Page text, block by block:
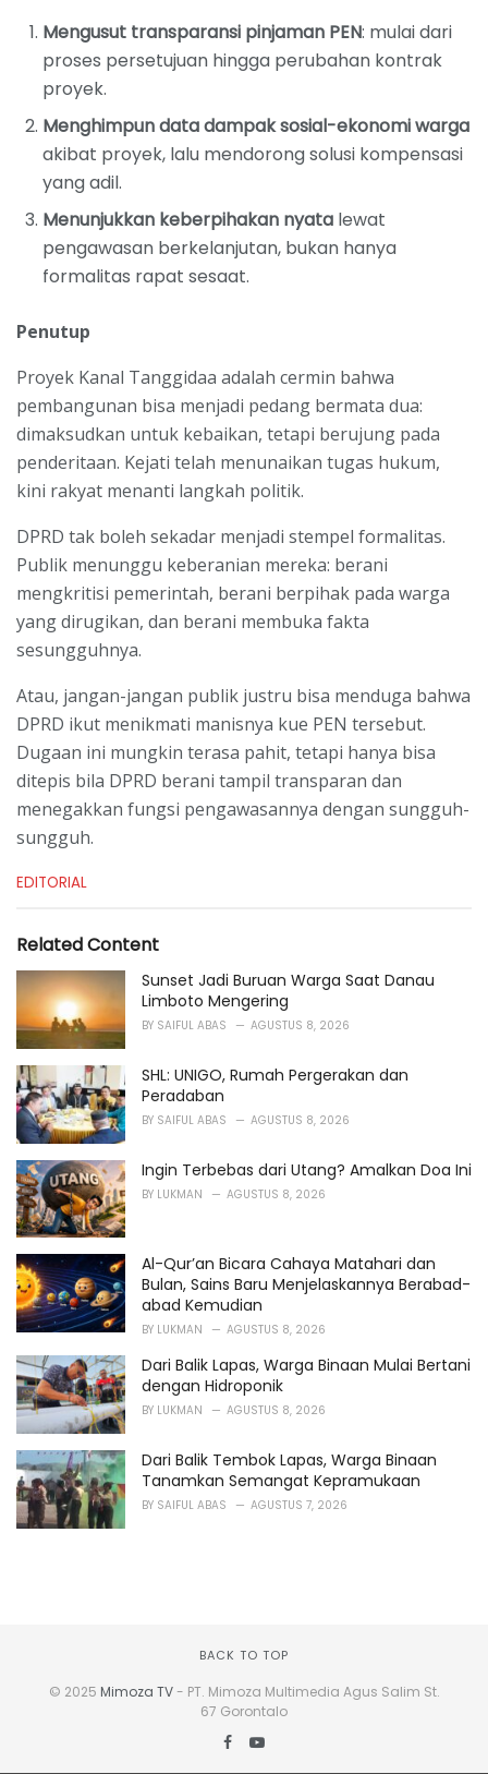
Mengusut transparansi pinjaman PEN: mulai dari
proses persetujuan hingga perubahan kontrak
proyek.
Menghimpun data dampak sosial-ekonomi warga
akibat proyek, lalu mendorong solusi kompensasi
yang adil.
Menunjukkan keberpihakan nyata lewat
pengawasan berkelanjutan, bukan hanya
formalitas rapat sesaat.
Penutup
Proyek Kanal Tanggidaa adalah cermin bahwa
pembangunan bisa menjadi pedang bermata dua:
dimaksudkan untuk kebaikan, tetapi berujung pada
penderitaan. Kejati telah menunaikan tugas hukum,
kini rakyat menanti langkah politik.
DPRD tak boleh sekadar menjadi stempel formalitas.
Publik menunggu keberanian mereka: berani
mengkritisi pemerintah, berani berpihak pada warga
yang dirugikan, dan berani membuka fakta
sesungguhnya.
Atau, jangan-jangan publik justru bisa menduga bahwa
DPRD ikut menikmati manisnya kue PEN tersebut.
Dugaan ini mungkin terasa pahit, tetapi hanya bisa
ditepis bila DPRD berani tampil transparan dan
menegakkan fungsi pengawasannya dengan sungguh-
sungguh.
C
e
o
r
i
e
:
EDITORIAL
Related Content
Sunset Jadi Buruan Warga Saat Danau
Limboto Mengering
BY SAIFUL ABAS AGUSTUS 8, 2026
SHL: UNIGO, Rumah Pergerakan dan
Peradaban
BY SAIFUL ABAS AGUSTUS 8, 2026
Ingin Terbebas dari Utang? Amalkan Doa Ini
BY LUKMAN AGUSTUS 8, 2026
Al-Qur’an Bicara Cahaya Matahari dan
Bulan, Sains Baru Menjelaskannya Berabad-
abad Kemudian
BY LUKMAN AGUSTUS 8, 2026
Dari Balik Lapas, Warga Binaan Mulai Bertani
dengan Hidroponik
BY LUKMAN AGUSTUS 8, 2026
Dari Balik Tembok Lapas, Warga Binaan
Tanamkan Semangat Kepramukaan
BY SAIFUL ABAS AGUSTUS 7, 2026
BACK TO TOP
© 2025 Mimoza TV- PT. Mimoza Multimedia Agus Salim St.
67 Gorontalo